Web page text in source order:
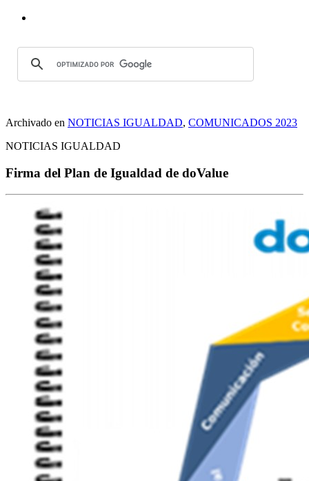
Archivado en NOTICIAS IGUALDAD, COMUNICADOS 2023
NOTICIAS IGUALDAD
Firma del Plan de Igualdad de doValue